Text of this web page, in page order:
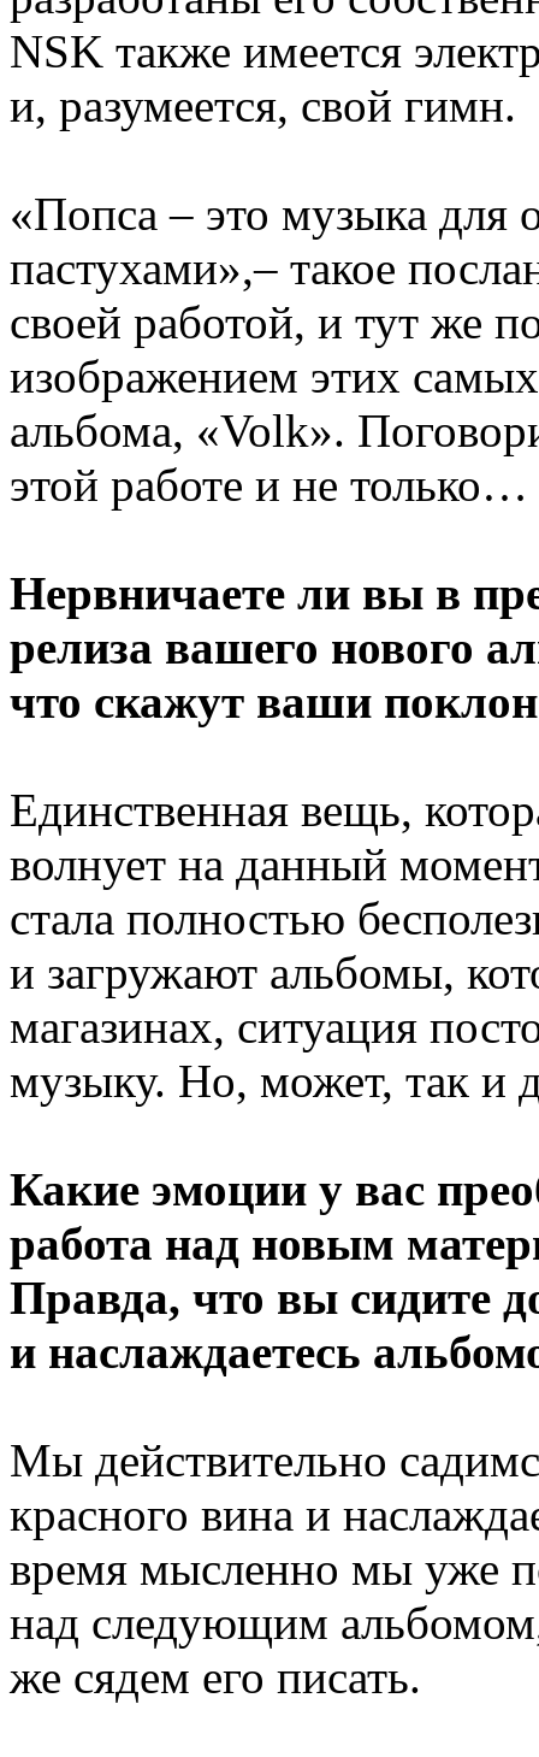
NSK также имеется
и, разумеется, свой гимн.
«Попса – это музыка для
пастухами»,– такое
своей работой, и тут же
изображением этих
альбома, «Volk».
этой работе и не только…
Нервничаете ли вы в
релиза вашего нового
что скажут ваши
Единственная вещь,
волнует на данный
стала полностью
и загружают альбомы,
магазинах, ситуация
музыку. Но, может, так и
Какие эмоции у вас
работа над новым
Правда, что вы сидите
и наслаждаетесь
Мы действительно
красного вина и
время мысленно мы уже
над следующим
же сядем его писать.